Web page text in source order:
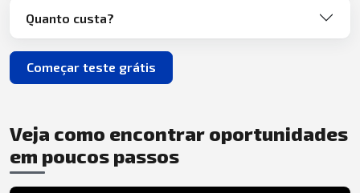
Quanto custa?
Começar teste grátis
Veja como encontrar oportunidades
em poucos passos